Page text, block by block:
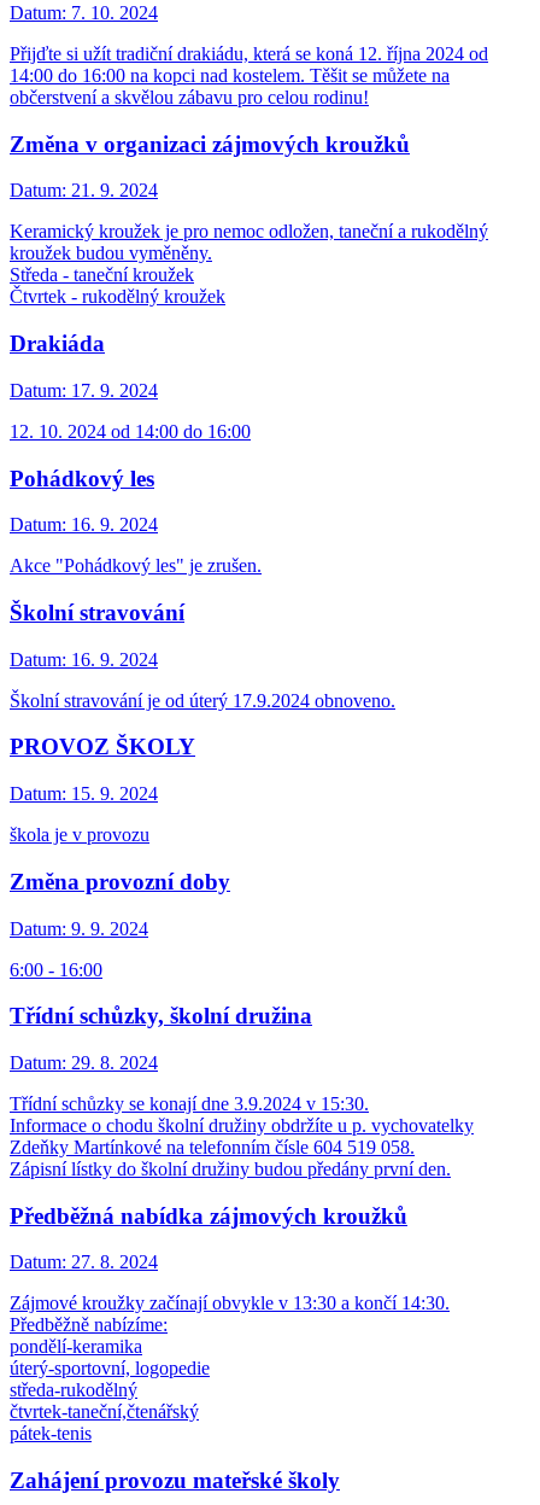
Datum: 7. 10. 2024
Přijďte si užít tradiční drakiádu, která se koná 12. října 2024 od
14:00 do 16:00 na kopci nad kostelem. Těšit se můžete na
občerstvení a skvělou zábavu pro celou rodinu!
Změna v organizaci zájmových kroužků
Datum: 21. 9. 2024
Keramický kroužek je pro nemoc odložen, taneční a rukodělný
kroužek budou vyměněny.
Středa - taneční kroužek
Čtvrtek - rukodělný kroužek
Drakiáda
Datum: 17. 9. 2024
12. 10. 2024 od 14:00 do 16:00
Pohádkový les
Datum: 16. 9. 2024
Akce "Pohádkový les" je zrušen.
Školní stravování
Datum: 16. 9. 2024
Školní stravování je od úterý 17.9.2024 obnoveno.
PROVOZ ŠKOLY
Datum: 15. 9. 2024
škola je v provozu
Změna provozní doby
Datum: 9. 9. 2024
6:00 - 16:00
Třídní schůzky, školní družina
Datum: 29. 8. 2024
Třídní schůzky se konají dne 3.9.2024 v 15:30.
Informace o chodu školní družiny obdržíte u p. vychovatelky
Zdeňky Martínkové na telefonním čísle 604 519 058.
Zápisní lístky do školní družiny budou předány první den.
Předběžná nabídka zájmových kroužků
Datum: 27. 8. 2024
Zájmové kroužky začínají obvykle v 13:30 a končí 14:30.
Předběžně nabízíme:
pondělí-keramika
úterý-sportovní, logopedie
středa-rukodělný
čtvrtek-taneční,čtenářský
pátek-tenis
Zahájení provozu mateřské školy